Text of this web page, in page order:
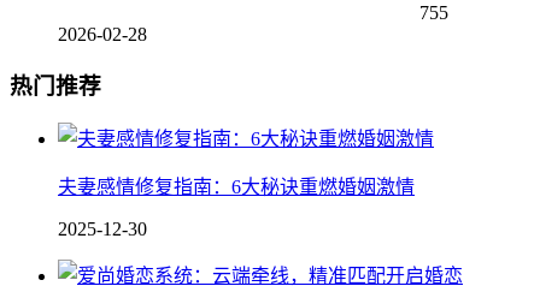
755
2026-02-28
热门推荐
夫妻感情修复指南：6大秘诀重燃婚姻激情
2025-12-30